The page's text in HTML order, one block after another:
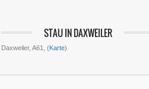
STAU IN DAXWEILER
Daxweiler, A61, (Karte)